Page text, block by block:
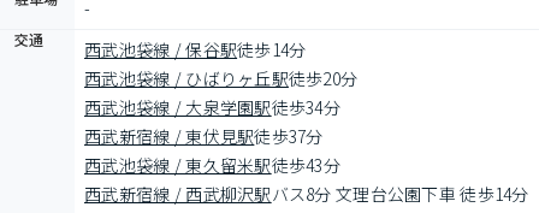
-
交通 西武池袋線 / 保谷駅徒歩14分
西武池袋線 / ひばりヶ丘駅徒歩20分
西武池袋線 / 大泉学園駅徒歩34分
西武新宿線 / 東伏見駅徒歩37分
西武池袋線 / 東久留米駅徒歩43分
西武新宿線 / 西武柳沢駅バス8分 文理台公園下車 徒歩14分